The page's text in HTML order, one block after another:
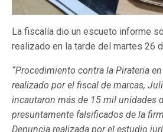
La fiscalía dio un escueto informe
realizado en la tarde del martes 26
“Procedimiento contra la Pirateria
realizado por el fiscal de marcas,
incautaron más de 15 mil unidades
presuntamente falsificados de la
Denuncia realizada por el estudio